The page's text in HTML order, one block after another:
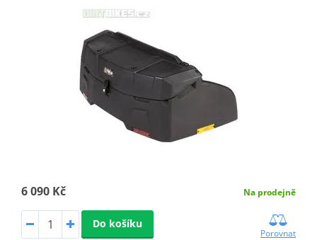
6 090 Kč Na prodejně
Do košíku
Porovnat